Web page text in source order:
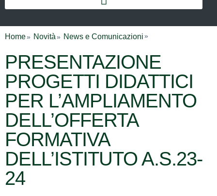
Home Novità News e Comunicazioni
PRESENTAZIONE
PROGETTI DIDATTICI
PER L’AMPLIAMENTO
DELL’OFFERTA
FORMATIVA
DELL’ISTITUTO A.S.23-
24